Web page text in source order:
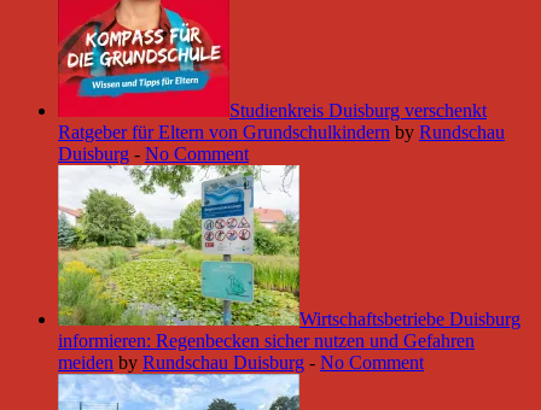
Studienkreis Duisburg verschenkt
Ratgeber für Eltern von Grundschulkindern by Rundschau
Duisburg - No Comment
Wirtschaftsbetriebe Duisburg
informieren: Regenbecken sicher nutzen und Gefahren
meiden by Rundschau Duisburg - No Comment